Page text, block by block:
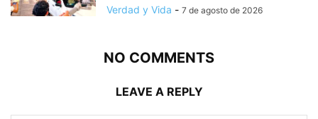
Verdad y Vida - 7 de agosto de 2026
NO COMMENTS
LEAVE A REPLY